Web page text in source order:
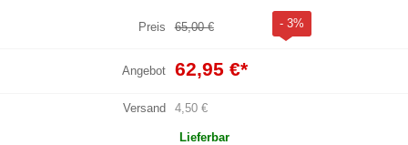
Preis 65,00 € - 3%
Angebot 62,95 €*
Versand 4,50 €
Lieferbar